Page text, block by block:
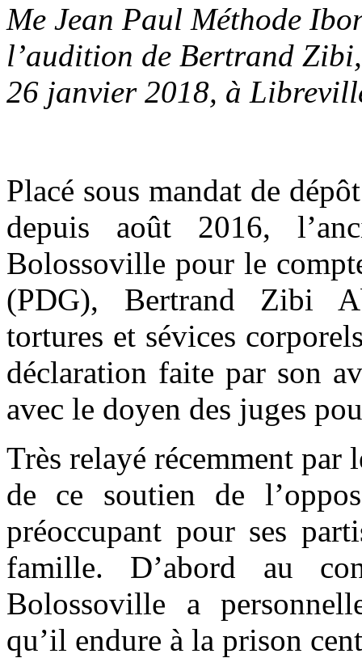
Me Jean Paul Méthode
l’audition de Bertrand
26 janvier 2018, à
Placé sous mandat de
depuis août 2016,
Bolossoville pour le
(PDG), Bertrand Zibi
tortures et sévices
déclaration faite par son
avec le doyen des juges
Très relayé récemment par
de ce soutien de
préoccupant pour ses
famille. D’abord au
Bolossoville a
qu’il endure à la prison